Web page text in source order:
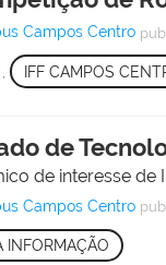
Campos Centro
IFF CAMPOS
de
de interesse de
Campos Centro
INFORMAÇÃO